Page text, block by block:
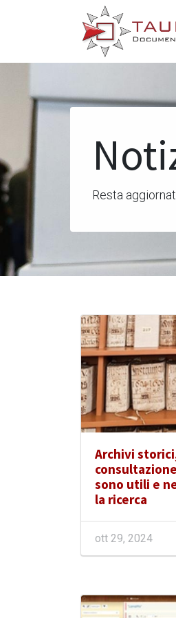
Resta
Archivi
sono utili e
la ricerca
ott 29, 2024